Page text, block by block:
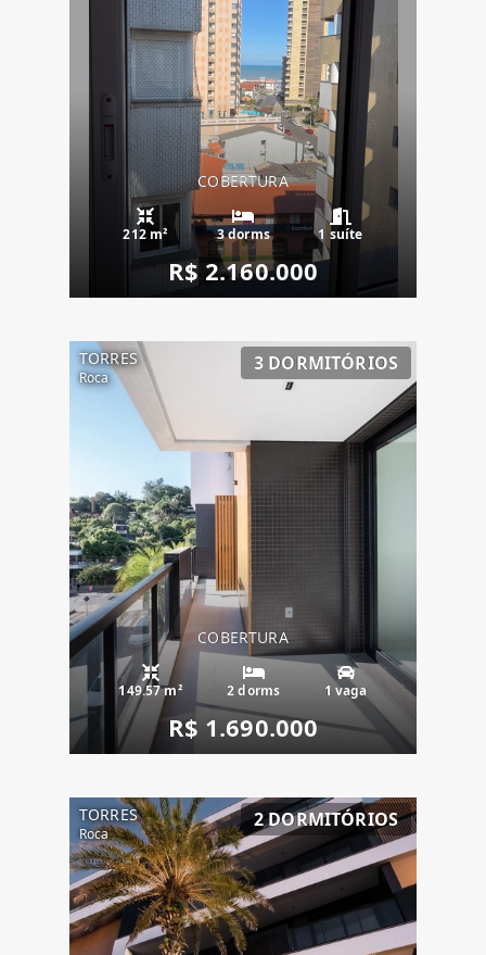
COBERTURA
212 m² 3 dorms 1 suíte
R$ 2.160.000
TORRES
Roca
3 DORMITÓRIOS
COBERTURA
149.57 m² 2 dorms 1 vaga
R$ 1.690.000
TORRES
Roca
2 DORMITÓRIOS